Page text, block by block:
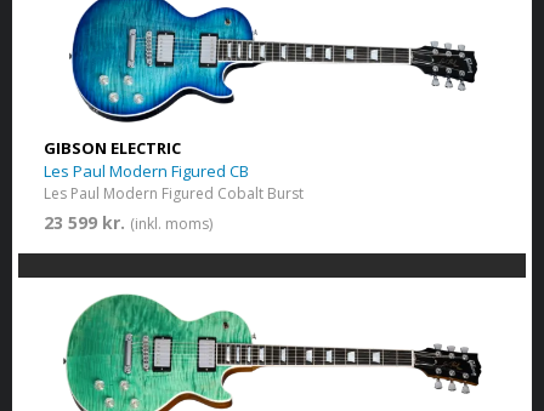
GIBSON ELECTRIC
Les Paul Modern Figured CB
Les Paul Modern Figured Cobalt Burst
23 599 kr. (inkl. moms)